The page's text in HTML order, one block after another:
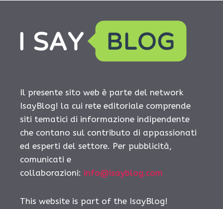
Il presente sito web è parte del network
IsayBlog! la cui rete editoriale comprende
siti tematici di informazione indipendente
che contano sul contributo di appassionati
ed esperti del settore. Per pubblicità,
comunicati e
collaborazioni: info@isayblog.com
This website is part of the IsayBlog!